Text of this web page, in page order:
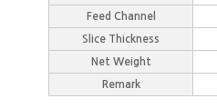
Feed Channel
Slice Thickness
Net Weight
Remark